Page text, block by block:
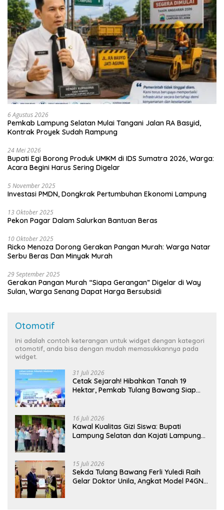
6 Agustus 2026
Pemkab Lampung Selatan Mulai Tangani Jalan RA Basyid,
Kontrak Proyek Sudah Rampung
24 Mei 2026
Bupati Egi Borong Produk UMKM di IDS Sumatra 2026, Warga:
Acara Begini Harus Sering Digelar
5 November 2025
Investasi PMDN, Dongkrak Pertumbuhan Ekonomi Lampung
13 Oktober 2025
Pekon Pagar Dalam Salurkan Bantuan Beras
10 Oktober 2025
Ricko Menoza Dorong Gerakan Pangan Murah: Warga Natar
Serbu Beras Dan Minyak Murah
29 September 2025
Gerakan Pangan Murah “Siapa Gerangan” Digelar di Way
Sulan, Warga Senang Dapat Harga Bersubsidi
Otomotif
Ini adalah contoh keterangan untuk widget dengan kategori
otomotif, anda bisa dengan mudah memasukkannya pada
widget.
31 Juli 2026
Cetak Sejarah! Hibahkan Tanah 19
Hektar, Pemkab Tulang Bawang Siap
16 Juli 2026
Kawal Kualitas Gizi Siswa: Bupati
Lampung Selatan dan Kajati Lampung
15 Juli 2026
Sekda Tulang Bawang Ferli Yuledi Raih
Gelar Doktor Unila, Angkat Model P4GN